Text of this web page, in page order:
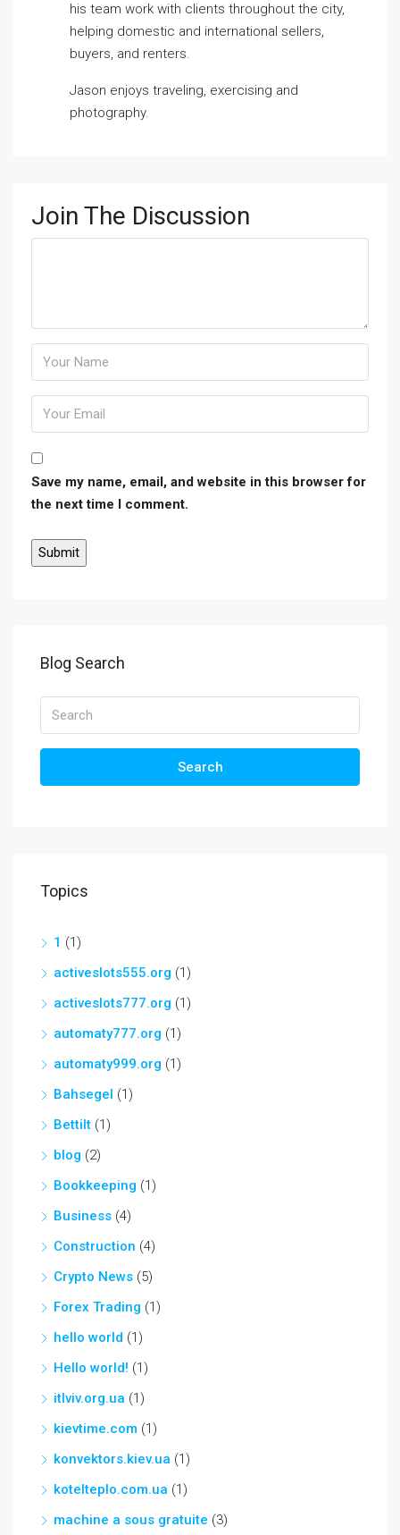
his team work with clients throughout the city,
helping domestic and international sellers,
buyers, and renters.
Jason enjoys traveling, exercising and
photography.
Join The Discussion
Save my name, email, and website in this browser for
the next time I comment.
Blog Search
Search
Topics
1 (1)
activeslots555.org (1)
activeslots777.org (1)
automaty777.org (1)
automaty999.org (1)
Bahsegel (1)
Bettilt (1)
blog (2)
Bookkeeping (1)
Business (4)
Construction (4)
Crypto News (5)
Forex Trading (1)
hello world (1)
Hello world! (1)
itlviv.org.ua (1)
kievtime.com (1)
konvektors.kiev.ua (1)
kotelteplo.com.ua (1)
machine a sous gratuite (3)